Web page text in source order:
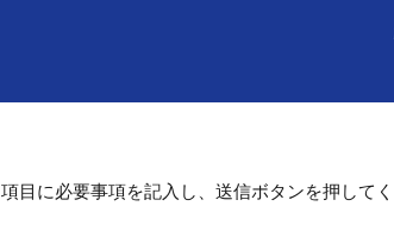
項目に必要事項を記入し、送信ボタンを押してく